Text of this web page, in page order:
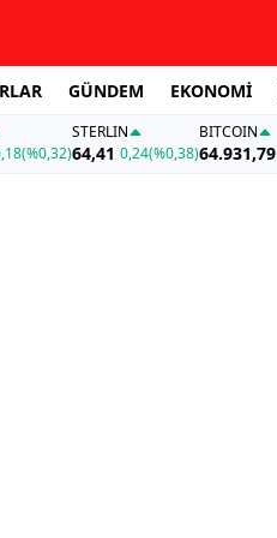
GÜNDEM EKONOMİ
(%0,32)
STERLIN
64,41 0,24(%0,38)
BITCOIN
64.931,79